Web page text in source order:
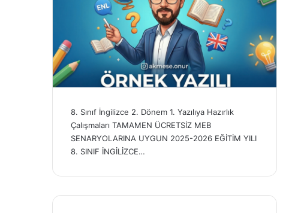
8. Sınıf İngilizce 2. Dönem 1. Yazılıya Hazırlık
Çalışmaları TAMAMEN ÜCRETSİZ MEB
SENARYOLARINA UYGUN 2025-2026 EĞİTİM YILI
8. SINIF İNGİLİZCE…